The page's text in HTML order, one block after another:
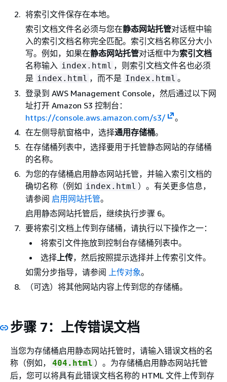
将索引文件保存在本地。
索引文档文件名必须与您在静态网站托管对话框中输
入的索引文档名称完全匹配。索引文档名称区分大小
写。例如，如果在静态网站托管对话框中为索引文档
名称输入 index.html ，则索引文档文件名也必须
是 index.html ，而不是 Index.html 。
登录到 AWS Management Console，然后通过以下网
址打开 Amazon S3 控制台：
https://console.aws.amazon.com/s3/
。
在左侧导航窗格中，选择通用存储桶。
在存储桶列表中，选择要用于托管静态网站的存储桶
的名称。
为您的存储桶启用静态网站托管，并输入索引文档的
确切名称（例如 index.html ）。有关更多信息，
请参阅 启用网站托管。
启用静态网站托管后，继续执行步骤 6。
要将索引文档上传到存储桶，请执行以下操作之一：
将索引文件拖放到控制台存储桶列表中。
选择 上传，然后按照提示选择并上传索引文件。
如需分步指导，请参阅 上传对象。
（可选）将其他网站内容上传到您的存储桶。
步骤 7：上传错误文档
当您为存储桶启用静态网站托管时，请输入错误文档的名
称（例如，
404.html ）。为存储桶启用静态网站托管
后，您可以将具有此错误文档名称的 HTML 文件上传到存